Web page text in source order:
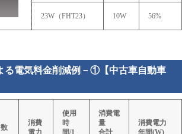
23W（FHT23） 10W 56%
る電気料金削減例－①【中古車自動車
消費
電力
使用
時
間/1
消費電
量
合計
消費電力
年間(W)